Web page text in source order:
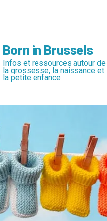
Born in Brussels
Infos et ressources autour de
la grossesse, la naissance et
la petite enfance